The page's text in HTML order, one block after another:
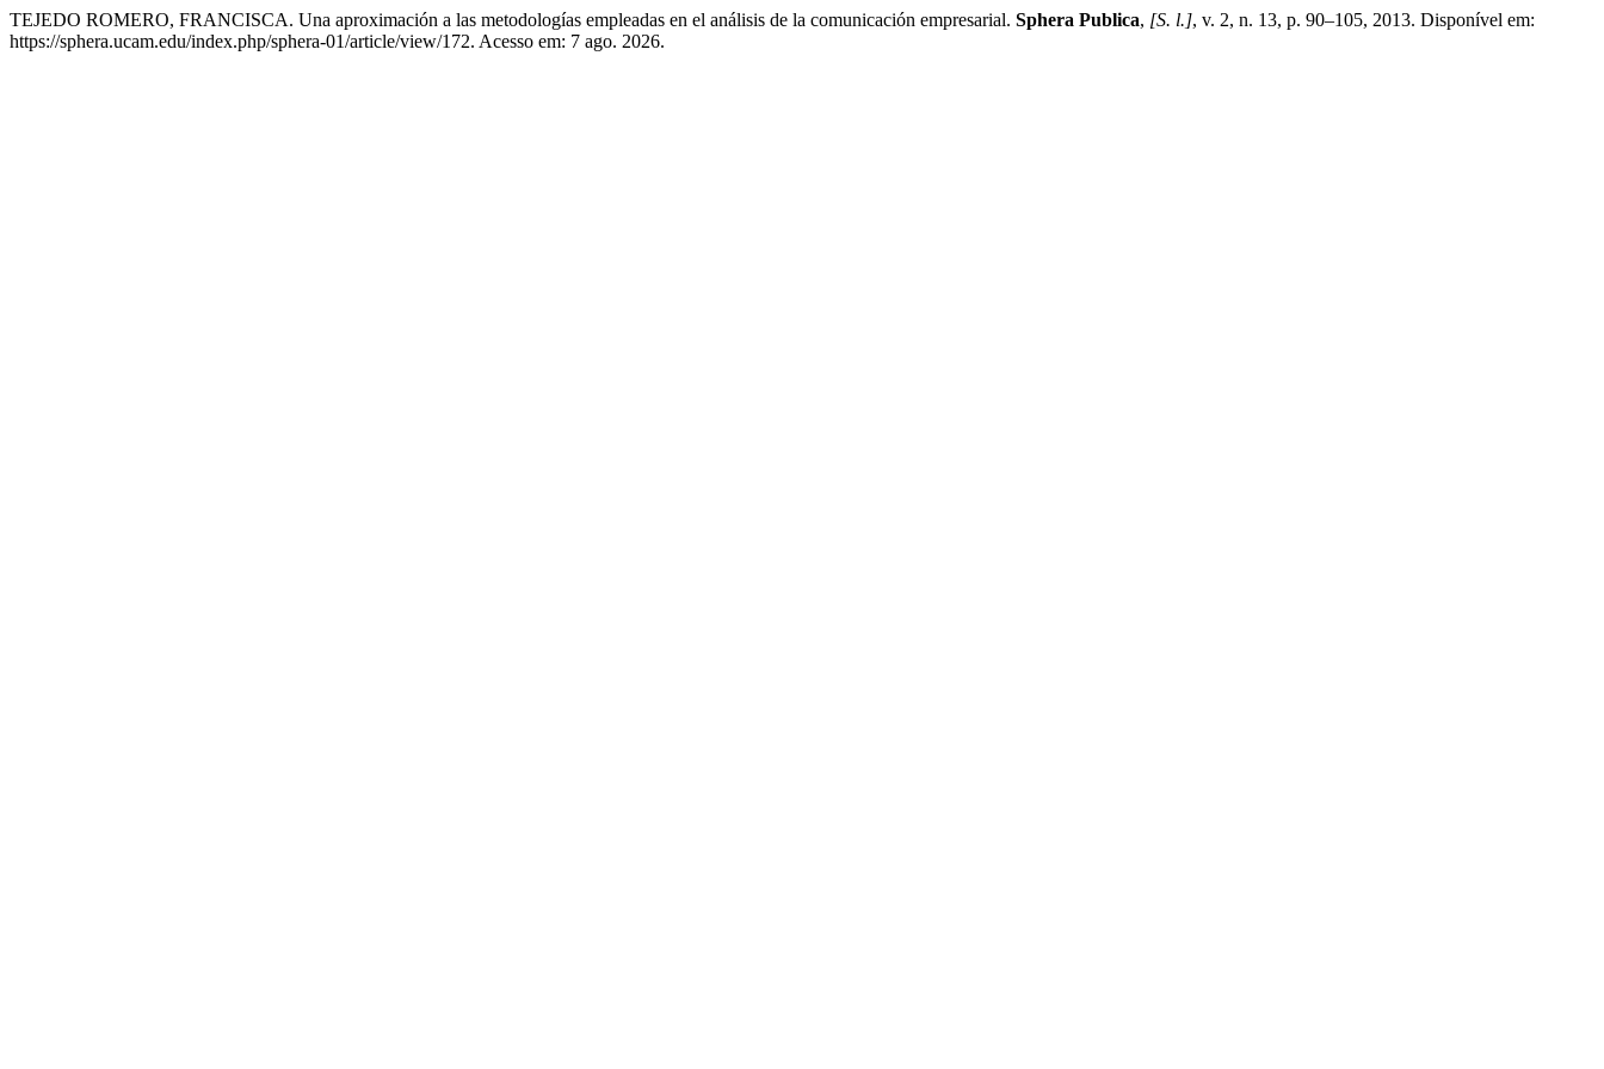
TEJEDO ROMERO, FRANCISCA. Una aproximación a las metodologías empleadas en el análisis de la comunicación empresarial. Sphera Publica, [S. l.], v. 2, n. 13, p. 90–105, 2013. Disponível em:
https://sphera.ucam.edu/index.php/sphera-01/article/view/172. Acesso em: 7 ago. 2026.